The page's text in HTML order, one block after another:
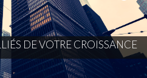
L IÉS DEVOTRECROISSANCE